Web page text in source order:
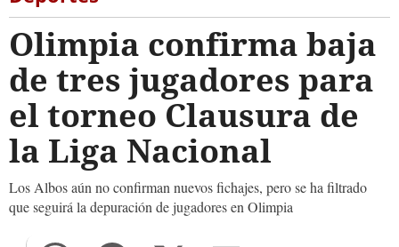
Olimpia confirma baja
de tres jugadores para
el torneo Clausura de
la Liga Nacional
Los Albos aún no confirman nuevos fichajes, pero se ha filtrado
que seguirá la depuración de jugadores en Olimpia